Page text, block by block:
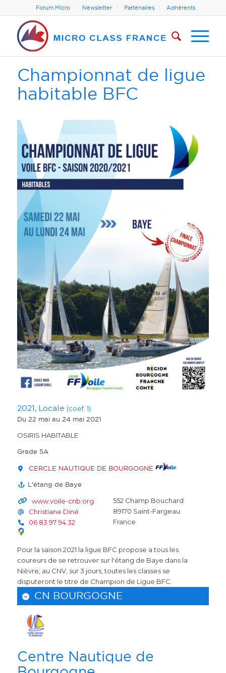
Forum Micro Newsletter Partenaires Adhérents
Championnat de ligue
habitable BFC
2021, Locale (coef. 1)
Du 22 mai au 24 mai 2021
OSIRIS HABITABLE
Grade 5A
CERCLE NAUTIQUE DE BOURGOGNE
L'étang de Baye
www.voile-cnb.org
Christiane Diné
06 83 97 94 32
552 Champ Bouchard
89170 Saint-Fargeau
France
Pour la saison 2021 la ligue BFC propose a tous les
coureurs de se retrouver sur l'étang de Baye dans la
Nièvre, au CNV, sur 3 jours, toutes les classes se
disputeront le titre de Champion de Ligue BFC.
CN BOURGOGNE
Centre Nautique de